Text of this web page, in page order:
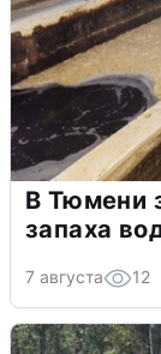
В Тюмени
запаха
7 августа 12